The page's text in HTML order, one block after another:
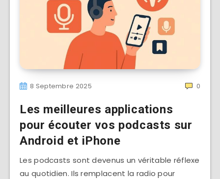
8 Septembre 2025 0
Les meilleures applications
pour écouter vos podcasts sur
Android et iPhone
Les podcasts sont devenus un véritable réflexe
au quotidien. Ils remplacent la radio pour